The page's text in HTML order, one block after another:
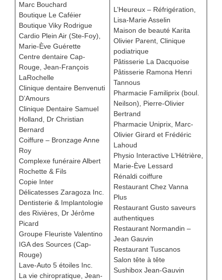
Marc Bouchard
Boutique Le Caféier
Boutique Viky Rodrigue
Cardio Plein Air (Ste-Foy),
Marie-Ève Guérette
Centre dentaire Cap-
Rouge, Jean-François
LaRochelle
Clinique dentaire Benvenuti
D’Amours
Clinique Dentaire Samuel
Holland, Dr Christian
Bernard
Coiffure – Bronzage Anne
Roy
Complexe funéraire Albert
Rochette & Fils
Copie Inter
Délicatesses Zaragoza Inc.
Dentisterie & Implantologie
des Rivières, Dr Jérôme
Picard
Groupe Fleuriste Valentino
IGA des Sources (Cap-
Rouge)
Lave-Auto 5 étoiles Inc.
La vie chiropratique, Jean-
L’Heureux – Réfrigération,
Lisa-Marie Asselin
Maison de beauté Karita
Olivier Parent, Clinique
podiatrique
Pâtisserie La Dacquoise
Pâtisserie Ramona Henri
Tannous
Pharmacie Familiprix (boul.
Neilson), Pierre-Olivier
Bertrand
Pharmacie Uniprix, Marc-
Olivier Girard et Frédéric
Lahoud
Physio Interactive L’Hétrière,
Marie-Ève Lessard
Rénaldi coiffure
Restaurant Chez Vanna
Plus
Restaurant Gusto saveurs
authentiques
Restaurant Normandin –
Jean Gauvin
Restaurant Tuscanos
Salon tête à tête
Sushibox Jean-Gauvin